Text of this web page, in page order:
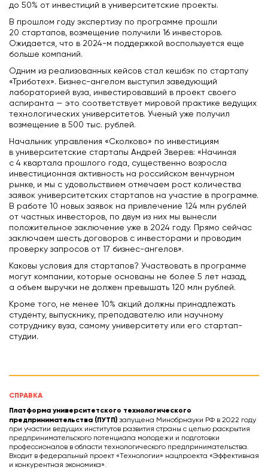
до 50% от инвестиций в университетские проекты.
В прошлом году экспертизу по программе прошли
20 стартапов, возмещение получили 16 инвесторов.
Ожидается, что в 2024-м поддержкой воспользуется еще
больше компаний.
Одним из реализованных кейсов стал кешбэк по стартапу
«Триботех». Бизнес-ангелом выступил заведующий
лабораторией вуза, инвестировавший в проект своего
аспиранта — это соответствует мировой практике ведущих
технологических университетов. Ученый уже получил
возмещение в 500 тыс. рублей.
Начальник управления «Сколково» по инвестициям
в университетские стартапы Андрей Зверев: «Начиная
с 4 квартала прошлого года, существенно возросла
инвестиционная активность на российском венчурном
рынке, и мы с удовольствием отмечаем рост количества
заявок университетских стартапов на участие в программе.
В работе 10 новых заявок на привлечение 124 млн рублей
от частных инвесторов, по двум из них мы вынесли
положительное заключение уже в 2024 году. Прямо сейчас
заключаем шесть договоров с инвесторами и проводим
проверку запросов от 17 бизнес-ангелов».
Каковы условия для стартапов? Участвовать в программе
могут компании, которые основаны не более 5 лет назад,
а объем выручки не должен превышать 120 млн рублей.
Кроме того, не менее 10% акций должны принадлежать
студенту, выпускнику, преподавателю или научному
сотруднику вуза, самому университету или его стартап-
студии.
СПРАВКА
Платформа университетского технологического
предпринимательства (ПУТП) запущена Минобрнауки РФ в 2022 году
при участии ведущих институтов развития страны с целью раскрытия
предпринимательского потенциала молодежи и подготовки
профессионалов в области технологического предпринимательства.
Входит в федеральный проект «Технологии» нацпроекта «Эффективная
и конкурентная экономика».